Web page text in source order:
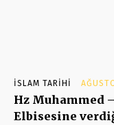
İSLAM TARIHI
Hz Muhammed
Elbisesine